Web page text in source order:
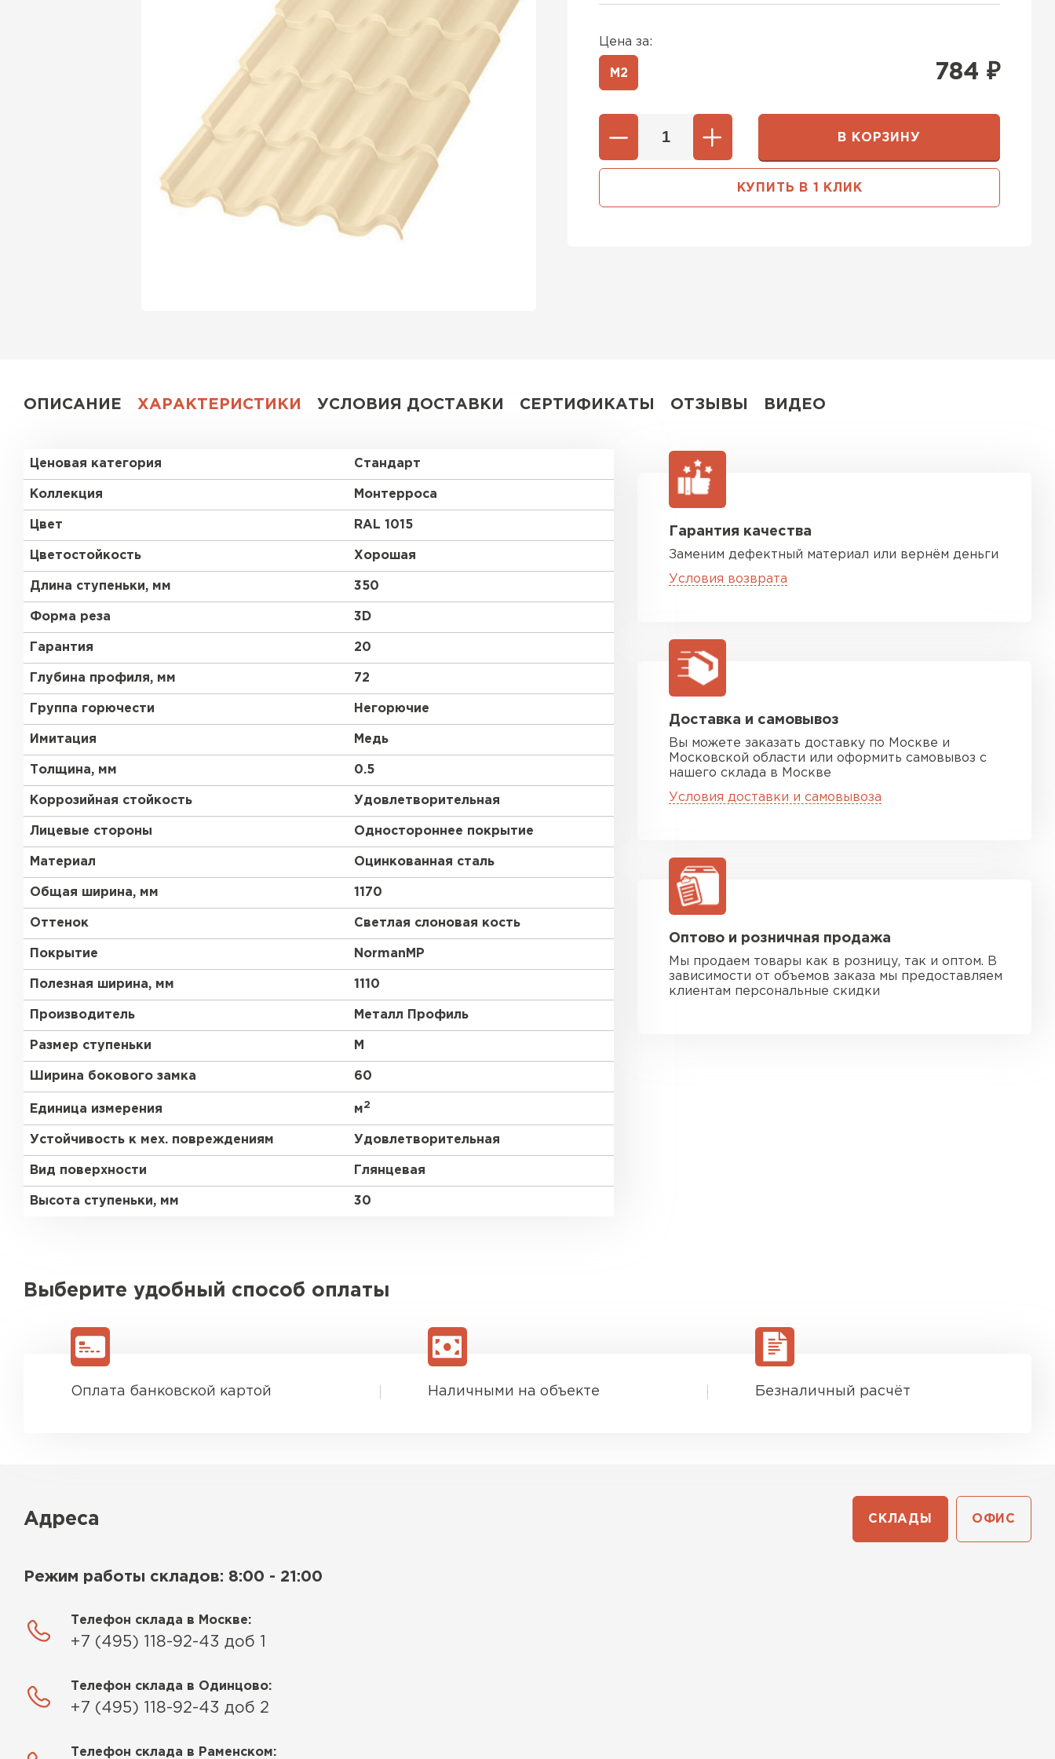
Цена за:
М2 784 ₽
В КОРЗИНУ
КУПИТЬ В 1 КЛИК
ОПИСАНИЕ ХАРАКТЕРИСТИКИ УСЛОВИЯ ДОСТАВКИ СЕРТИФИКАТЫ ОТЗЫВЫ ВИДЕО
Ценовая категория Стандарт
Коллекция Монтерроса
Цвет RAL 1015
Цветостойкость Хорошая
Длина ступеньки, мм 350
Форма реза 3D
Гарантия 20
Глубина профиля, мм 72
Группа горючести Негорючие
Имитация Медь
Толщина, мм 0.5
Коррозийная стойкость Удовлетворительная
Лицевые стороны Одностороннее покрытие
Материал Оцинкованная сталь
Общая ширина, мм 1170
Оттенок Светлая слоновая кость
Покрытие NormanMP
Полезная ширина, мм 1110
Производитель Металл Профиль
Размер ступеньки M
Ширина бокового замка 60
Единица измерения м2
Устойчивость к мех. повреждениям Удовлетворительная
Вид поверхности Глянцевая
Высота ступеньки, мм 30
Гарантия качества
Заменим дефектный материал или вернём деньги
Условия возврата
Доставка и самовывоз
Вы можете заказать доставку по Москве и
Московской области или оформить самовывоз с
нашего склада в Москве
Условия доставки и самовывоза
Оптово и розничная продажа
Мы продаем товары как в розницу, так и оптом. В
зависимости от объемов заказа мы предоставляем
клиентам персональные скидки
Выберите удобный способ оплаты
Оплата банковской картой Наличными на объекте Безналичный расчёт
Адреса СКЛАДЫ ОФИС
Режим работы складов: 8:00 - 21:00
Телефон склада в Москве:
+7 (495) 118-92-43 доб 1
Телефон склада в Одинцово:
+7 (495) 118-92-43 доб 2
Телефон склада в Раменском: